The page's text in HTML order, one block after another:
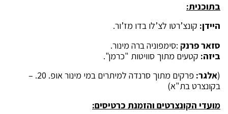
בתוכנית:
היידן: קונצ’רטו לצ’לו בדו מז’ור.
סזאר פרנק:סימפוניה ברה מינור.
ביזה:קטעים מתוך סוויטות "כרמן".
(אלגר:
פרקים מתוך סרנדה למיתרים במי מינור אופ. 20. –
בקונצרט בת"א)
מועדי הקונצרטים והזמנת כרטיסים: